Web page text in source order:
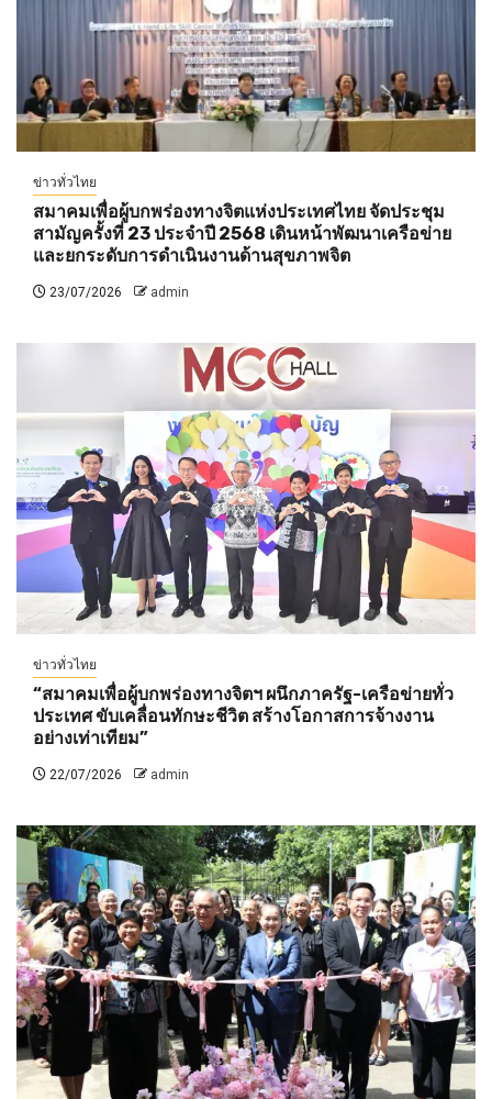
ข่าวทั่วไทย
สมาคมเพื่อผู้บกพร่องทางจิตแห่งประเทศไทย จัดประชุม
สามัญครั้งที่ 23 ประจำปี 2568 เดินหน้าพัฒนาเครือข่าย
และยกระดับการดำเนินงานด้านสุขภาพจิต
23/07/2026 admin
ข่าวทั่วไทย
“สมาคมเพื่อผู้บกพร่องทางจิตฯ ผนึกภาครัฐ-เครือข่ายทั่ว
ประเทศ ขับเคลื่อนทักษะชีวิต สร้างโอกาสการจ้างงาน
อย่างเท่าเทียม”
22/07/2026 admin